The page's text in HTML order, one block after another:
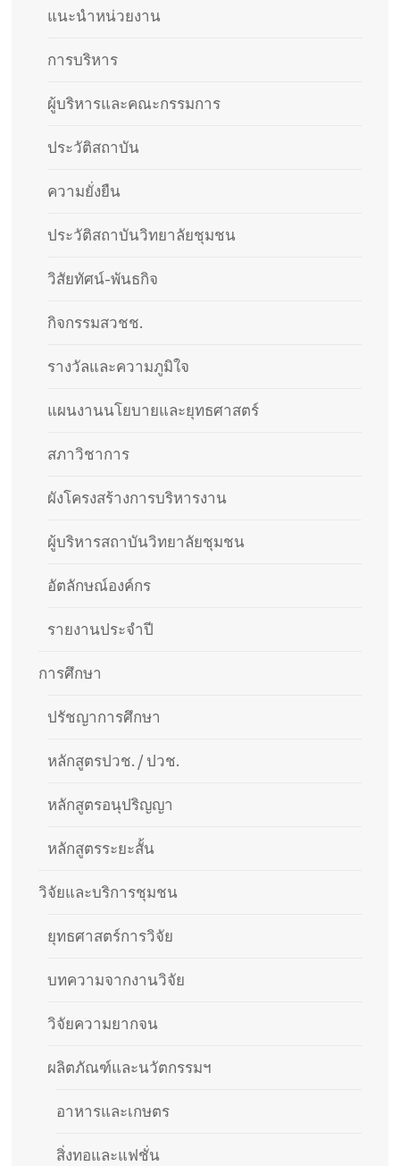
แนะนำหน่วยงาน
การบริหาร
ผู้บริหารและคณะกรรมการ
ประวัติสถาบัน​
ความยั่งยืน
ประวัติสถาบันวิทยาลัยชุมชน
วิสัยทัศน์-พันธกิจ
กิจกรรมสวชช.
รางวัลและความภูมิใจ
แผนงานนโยบายและยุทธศาสตร์
สภาวิชาการ
ผังโครงสร้างการบริหารงาน
ผู้บริหารสถาบันวิทยาลัยชุมชน
อัตลักษณ์องค์กร
รายงานประจำปี
การศึกษา
ปรัชญาการศึกษา
หลักสูตรปวช. / ปวช.
หลักสูตรอนุปริญญา
หลักสูตรระยะสั้น
วิจัยและบริการชุมชน
ยุทธศาสตร์การวิจัย
บทความจากงานวิจัย
วิจัยความยากจน
ผลิตภัณฑ์และนวัตกรรมฯ
อาหารและเกษตร
สิ่งทอและแฟชั่น